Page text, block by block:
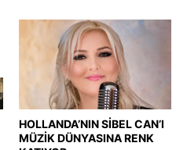
HOLLANDA’NIN SİBEL CAN’I
MÜZİK DÜNYASINA RENK